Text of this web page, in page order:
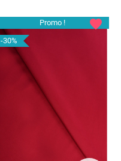
Promo !
-30%
favorite